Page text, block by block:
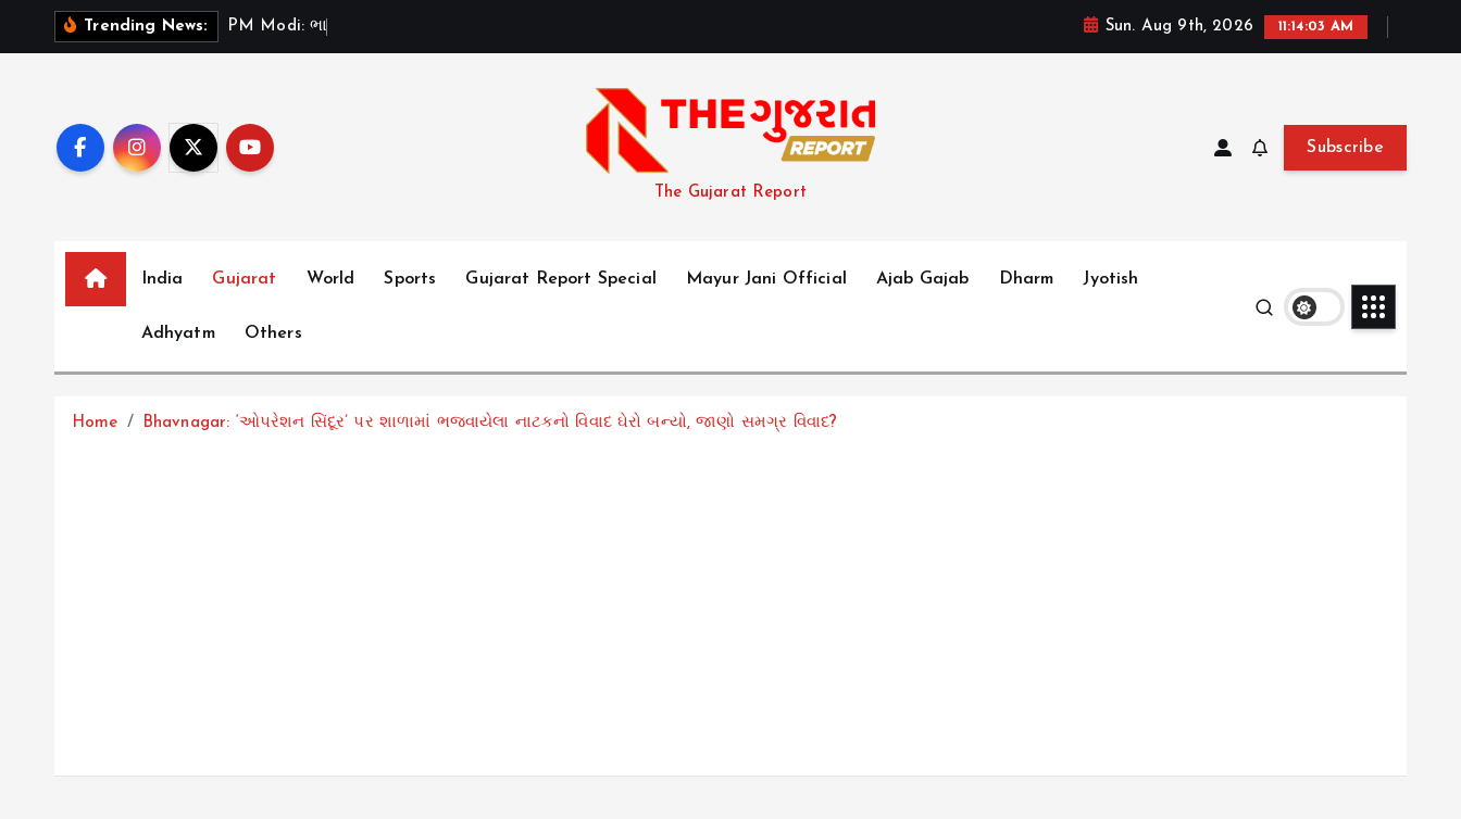
Trending News: P M M o d i: ભ Sun. Aug 9th, 2026 11:14:05 AM
The Gujarat Report
Subscribe
India Gujarat World Sports Gujarat Report Special Mayur Jani Official Ajab Gajab Dharm Jyotish
Adhyatm Others
Home Bhavnagar: ‘ઓપરેશન સિંદૂર’ પર શાળામાં ભજવાયેલા નાટકનો વિવાદ ઘેરો બન્યો, જાણો સમગ્ર વિવાદ?